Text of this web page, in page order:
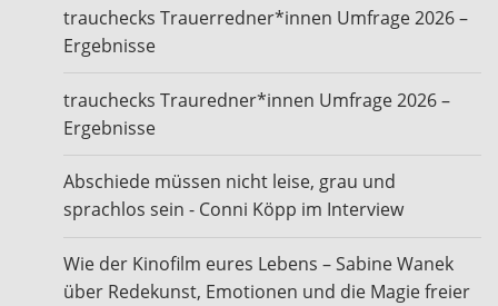
trauchecks Trauerredner*innen Umfrage 2026 –
Ergebnisse
trauchecks Trauredner*innen Umfrage 2026 –
Ergebnisse
Abschiede müssen nicht leise, grau und
sprachlos sein - Conni Köpp im Interview
Wie der Kinofilm eures Lebens – Sabine Wanek
über Redekunst, Emotionen und die Magie freier